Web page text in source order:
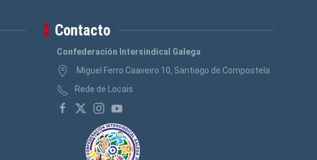
Contacto
Confederación Intersindical Galega
Miguel Ferro Caaveiro 10, Santiago de Compostela
Rede de Locais